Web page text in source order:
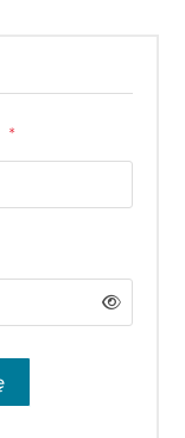
*